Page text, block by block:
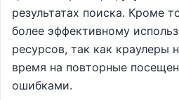
результатах поиска. Кроме
более эффективному
ресурсов, так как краулеры
время на повторные
ошибками.